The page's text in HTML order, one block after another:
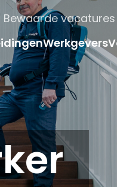
Bewaarde vacatures
Werkgevers